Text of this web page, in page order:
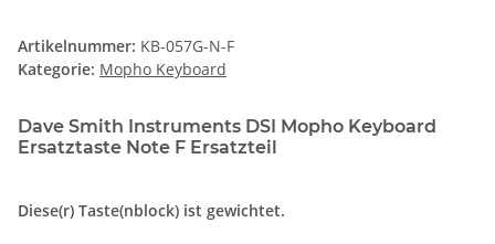
Artikelnummer: KB-057G-N-F
Kategorie: Mopho Keyboard
Dave Smith Instruments DSI Mopho Keyboard
Ersatztaste Note F Ersatzteil
Diese(r) Taste(nblock) ist gewichtet.